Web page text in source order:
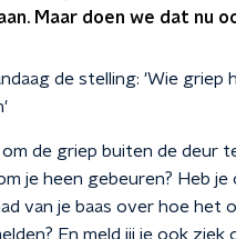
Maar doen we dat nu
de stelling: 'Wie griep
de griep buiten de deur
je heen gebeuren? Heb je
van je baas over hoe het
En meld jij je ook ziek